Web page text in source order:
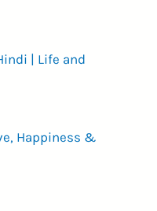
| Life and
Happiness &